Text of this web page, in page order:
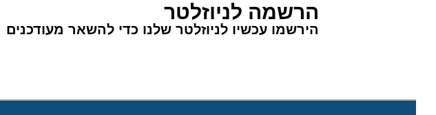
הרשמה לניוזלטר
הירשמו עכשיו לניוזלטר שלנו כדי להשאר מעודכנים